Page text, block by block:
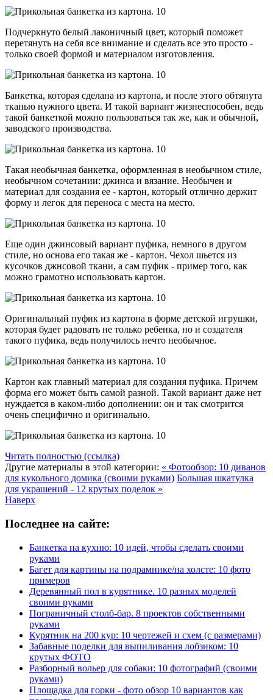
Подчеркнуто белый лаконичный цвет, который поможет
перетянуть на себя все внимание и сделать все это просто -
только своей формой и материалом изготовления.
Банкетка, которая сделана из картона, и после этого обтянута
тканью нужного цвета. И такой вариант жизнеспособен, ведь
такой банкеткой можно пользоваться так же, как и обычной,
заводского производства.
Такая необычная банкетка, оформленная в необычном стиле,
необычном сочетании: джинса и вязание. Необычен и
материал для создания ее - картон, который отлично держит
форму и легок для переноса с места на место.
Еще один джинсовый вариант пуфика, немного в другом
стиле, но основа его такая же - картон. Чехол шьется из
кусочков джнсовой ткани, а сам пуфик - пример того, как
можно грамотно использовать картон.
Оригинальный пуфик из картона в форме детской игрушки,
которая будет радовать не только ребенка, но и создателя
такого пуфика, ведь получилось нечто необычное.
Картон как главный материал для создания пуфика. Причем
форма его может быть самой разной. Такой вариант даже нет
нуждается в каком-либо дополнении: он и так смотрится
очень специфично и оригинально.
Читать полностью (ссылка)
Другие материалы в этой категории: « Фотообзор: 10 диванов
для кукольного домика (своими руками) Большая шкатулка
для украшений - 12 крутых поделок »
Наверх
Последнее на сайте:
Банкетка на кухню: 10 идей, чтобы сделать своими
руками
Багет для картины на подрамнике/на холсте: 10 фото
примеров
Деревянный пол в курятнике. 10 разных моделей
своими руками
Пограничный столб-бар. 8 проектов собственными
руками
Курятник на 200 кур: 10 чертежей и схем (с размерами)
Забавные поделки для выпиливания лобзиком: 10
крутых ФОТО
Разборный вольер для собаки: 10 фотографий (своими
руками)
Площадка для горки - фото обзор 10 вариантов как